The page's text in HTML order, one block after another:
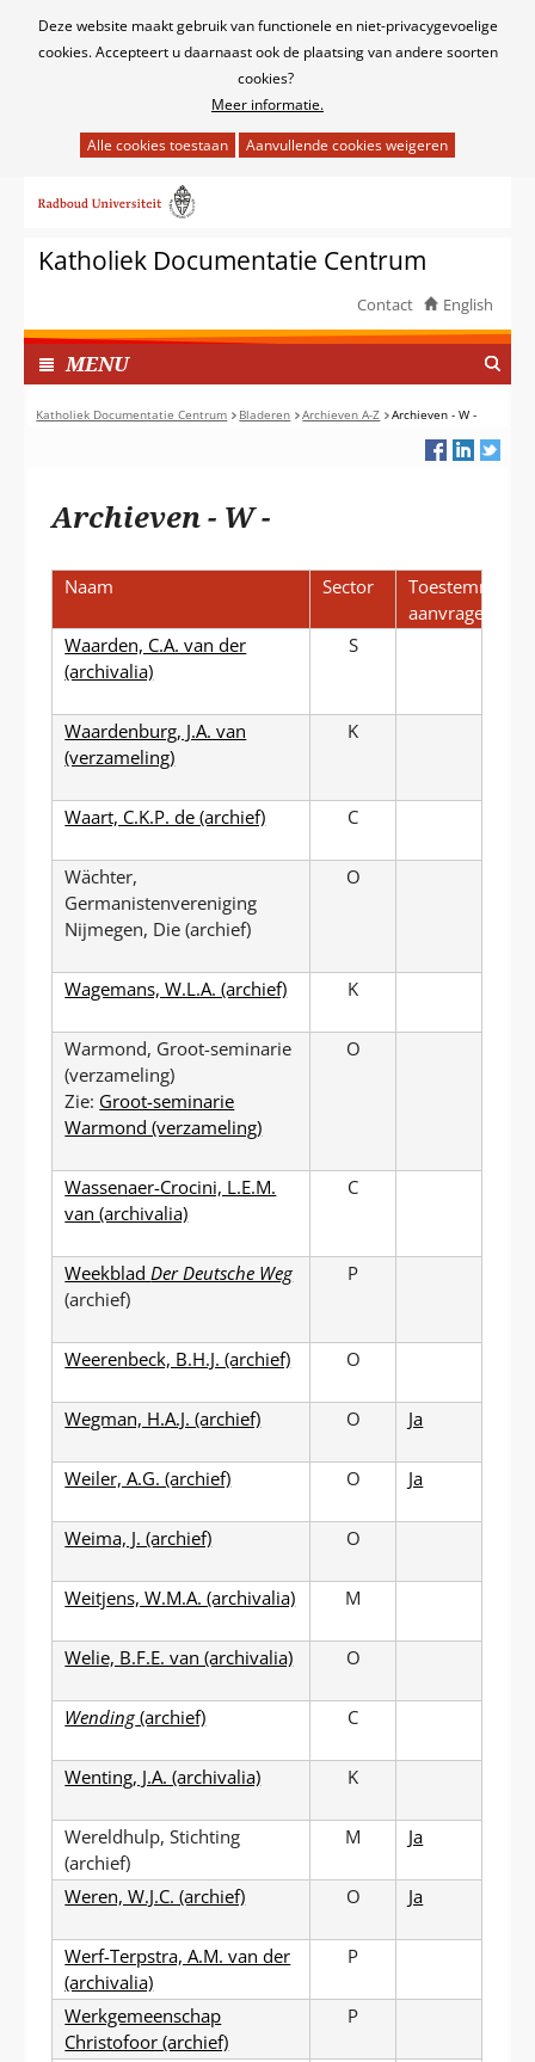
Cookies
Deze website maakt gebruik van functionele en niet-privacygevoelige
cookies. Accepteert u daarnaast ook de plaatsing van andere soorten
cookies?
Meer informatie.
het
van
cookies
deze
website
worden
toegestaan
naar
inhoudKatholiek Documentatie Centrum
Contact English
MENUI
N
G
A
T
Katholiek Documentatie Centrum Bladeren Archieven A-Z Archieven - W -
Archieven - W -
Naam Sector
Toestemming
aanvragen?
Waarden, C.A. van der
(archivalia)
S
Waardenburg, J.A. van
(verzameling)
K
Waart, C.K.P. de (archief) C
Wächter,
Germanistenvereniging
Nijmegen, Die (archief)
O
Wagemans, W.L.A. (archief) K
Warmond, Groot-seminarie
(verzameling)
Zie: Groot-seminarie
Warmond (verzameling)
O
Wassenaer-Crocini, L.E.M.
van (archivalia)
C
WeekbladDer Deutsche Weg
(archief)
P
Weerenbeck, B.H.J. (archief) O
Wegman, H.A.J. (archief) O Ja
Weiler, A.G. (archief) O Ja
Weima, J. (archief) O
Weitjens, W.M.A. (archivalia) M
Welie, B.F.E. van (archivalia) O
Wending(archief) C
Wenting, J.A. (archivalia) K
Wereldhulp, Stichting
(archief)
M Ja
Weren, W.J.C. (archief) O Ja
Werf-Terpstra, A.M. van der
(archivalia)
P
Werkgemeenschap
Christofoor (archief)
P